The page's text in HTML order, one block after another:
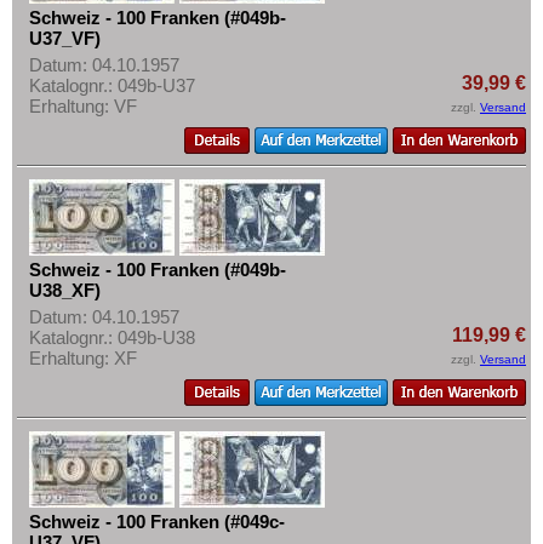
Schweiz - 100 Franken (#049b-
U37_VF)
Datum: 04.10.1957
Katalognr.: 049b-U37
Erhaltung: VF
39,99 €
zzgl. Versand
Schweiz - 100 Franken (#049b-
U38_XF)
Datum: 04.10.1957
Katalognr.: 049b-U38
Erhaltung: XF
119,99 €
zzgl. Versand
Schweiz - 100 Franken (#049c-